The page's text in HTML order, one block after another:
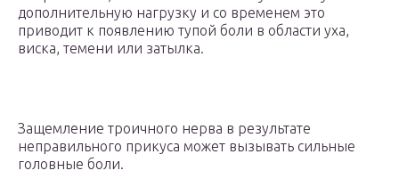
дополнительную нагрузку и со временем это
приводит к появлению тупой боли в области уха,
виска, темени или затылка.
Защемление троичного нерва в результате
неправильного прикуса может вызывать сильные
головные боли.